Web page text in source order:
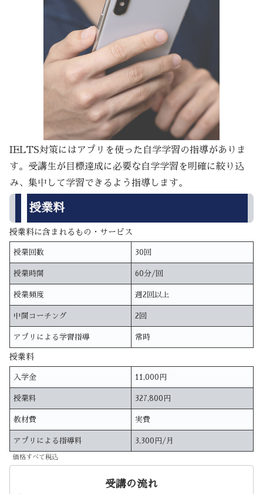
IELTS対策にはアプリを使った自学学習の指導がありま
す。受講生が目標達成に必要な自学学習を明確に絞り込
み、集中して学習できるよう指導します。
授業料
授業料に含まれるもの・サービス
授業回数 30回
授業時間 60分/回
授業頻度 週2回以上
中間コーチング 2回
アプリによる学習指導 常時
授業料
入学金 11,000円
授業料 327,800円
教材費 実費
アプリによる指導料 3,300円/月
価格すべて税込
受講の流れ